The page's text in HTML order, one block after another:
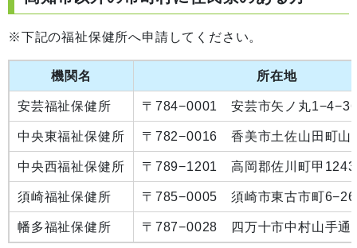
※下記の福祉保健所へ申請してください。
機関名 所在地
安芸福祉保健所 〒784−0001 安芸市矢ノ丸
中央東福祉保健所 〒782−0016 香美市土佐山田町山
中央西福祉保健所 〒789−1201 高岡郡佐川町甲
須崎福祉保健所 〒785−0005 須崎市東古市町6−26
幡多福祉保健所 〒787−0028 四万十市中村山手通